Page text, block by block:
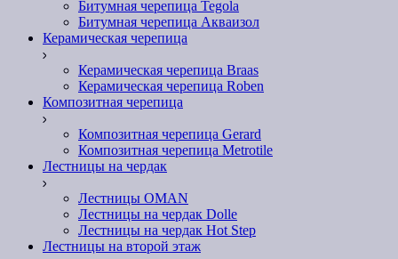
Битумная черепица Tegola
Битумная черепица Акваизол
Керамическая черепица
Керамическая черепица Braas
Керамическая черепица Roben
Композитная черепица
Композитная черепица Gerard
Композитная черепица Metrotile
Лестницы на чердак
Лестницы OMAN
Лестницы на чердак Dolle
Лестницы на чердак Hot Step
Лестницы на второй этаж